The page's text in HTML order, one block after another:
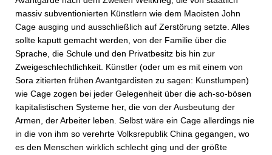
massiv subventionierten Künstlern wie dem Maoisten John
Cage ausging und ausschließlich auf Zerstörung setzte. Alles
sollte kaputt gemacht werden, von der Familie über die
Sprache, die Schule und den Privatbesitz bis hin zur
Zweigeschlechtlichkeit. Künstler (oder um es mit einem von
Sora zitierten frühen Avantgardisten zu sagen: Kunstlumpen)
wie Cage zogen bei jeder Gelegenheit über die ach-so-bösen
kapitalistischen Systeme her, die von der Ausbeutung der
Armen, der Arbeiter leben. Selbst wäre ein Cage allerdings nie
in die von ihm so verehrte Volksrepublik China gegangen, wo
es den Menschen wirklich schlecht ging und der größte